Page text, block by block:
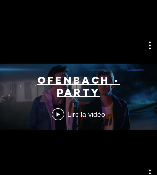
OFENBACH -
PARTY
Lire la vidéo